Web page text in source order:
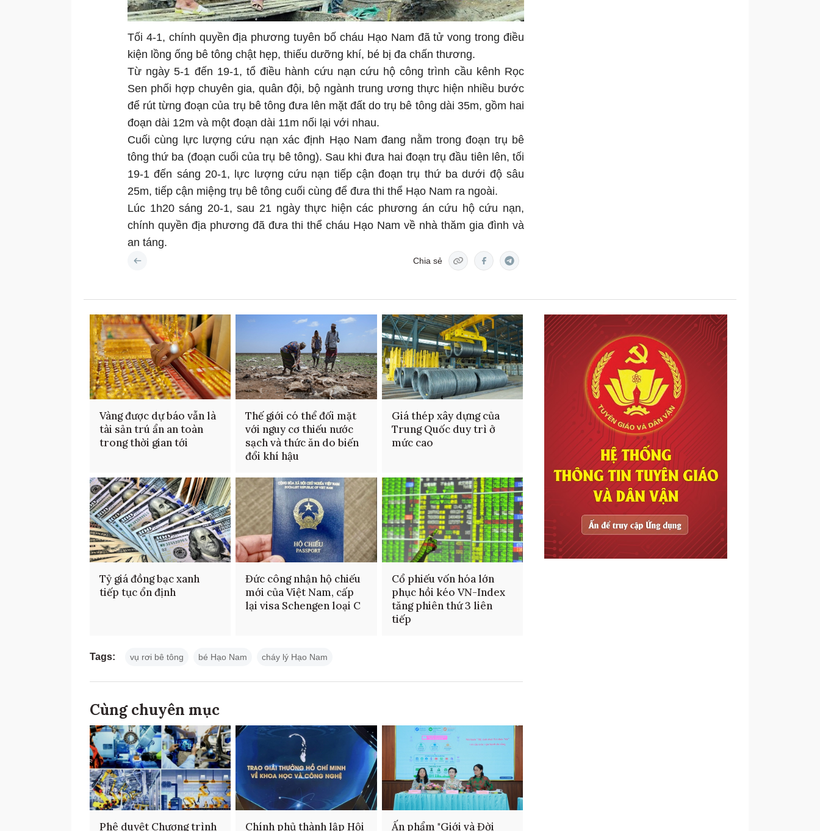
Tối 4-1, chính quyền địa phương tuyên bố cháu Hạo Nam đã tử vong trong điều
kiện lồng ống bê tông chật hẹp, thiếu dưỡng khí, bé bị đa chấn thương.
Từ ngày 5-1 đến 19-1, tổ điều hành cứu nạn cứu hộ công trình cầu kênh Rọc
Sen phối hợp chuyên gia, quân đội, bộ ngành trung ương thực hiện nhiều bước
để rút từng đoạn của trụ bê tông đưa lên mặt đất do trụ bê tông dài 35m, gồm hai
đoạn dài 12m và một đoạn dài 11m nối lại với nhau.
Cuối cùng lực lượng cứu nạn xác định Hạo Nam đang nằm trong đoạn trụ bê
tông thứ ba (đoạn cuối của trụ bê tông). Sau khi đưa hai đoạn trụ đầu tiên lên, tối
19-1 đến sáng 20-1, lực lượng cứu nạn tiếp cận đoạn trụ thứ ba dưới độ sâu
25m, tiếp cận miệng trụ bê tông cuối cùng để đưa thi thể Hạo Nam ra ngoài.
Lúc 1h20 sáng 20-1, sau 21 ngày thực hiện các phương án cứu hộ cứu nạn,
chính quyền địa phương đã đưa thi thể cháu Hạo Nam về nhà thăm gia đình và
an táng.
Chia sẻ
Vàng được dự báo vẫn là
tài sản trú ẩn an toàn
trong thời gian tới
Thế giới có thể đối mặt
với nguy cơ thiếu nước
sạch và thức ăn do biến
đổi khí hậu
Giá thép xây dựng của
Trung Quốc duy trì ở
mức cao
Tỷ giá đồng bạc xanh
tiếp tục ổn định
Đức công nhận hộ chiếu
mới của Việt Nam, cấp
lại visa Schengen loại C
Cổ phiếu vốn hóa lớn
phục hồi kéo VN-Index
tăng phiên thứ 3 liên
tiếp
Tags: vụ rơi bê tông bé Hạo Nam cháy lý Hạo Nam
Cùng chuyên mục
Phê duyệt Chương trình Chính phủ thành lập Hội Ấn phẩm "Giới và Đời